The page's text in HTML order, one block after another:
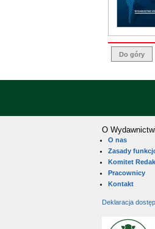
Do góry
O
O nas
Zasady
Komitet
Pracownicy
Kontakt
Deklaracja